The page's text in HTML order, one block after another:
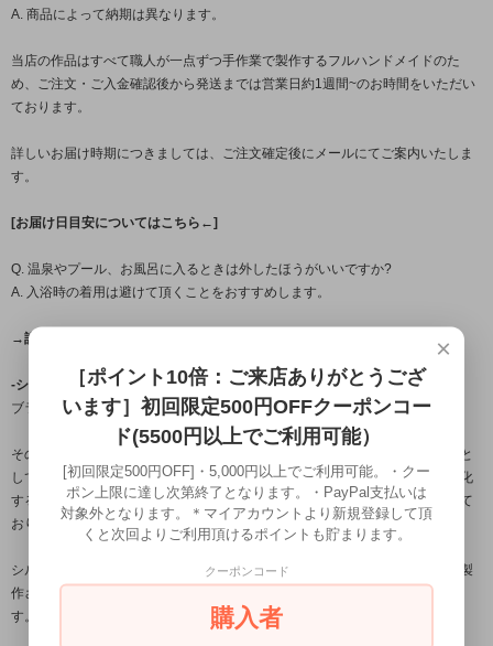
A. 商品によって納期は異なります。
当店の作品はすべて職人が一点ずつ手作業で製作するフルハンドメイドのた
め、ご注文・ご入金確認後から発送までは営業日約1週間~のお時間をいただい
ております。
詳しいお届け時期につきましては、ご注文確定後にメールにてご案内いたしま
す。
[お届け日目安についてはこちら←]
Q. 温泉やプール、お風呂に入るときは外したほうがいいですか?
A. 入浴時の着用は避けて頂くことをおすすめします。
→詳しくはこちら(FAQ)←
-シルバーアクセサリーブランド「龍頭」について-
ブランド名の「龍頭」とは梵鐘の最上部にある鐘を吊るす留め金の名。
その良し悪しで鐘の風格さえも変えてしまう必要不可欠な大事な部分を由来と
しており、日本古来から受け継がれている銀器の伝統技法を用いながら、進化
する伝統をコンセプトに身に付ける者に独特の存在感を与える作品を製作して
おります。
シルバーアクセサリー龍頭は数々の賞を受賞している「小平光嵐」によって製
作され、日本国内だけでなく海外の取引先でも販売されご愛用頂いておりま
す。
×
［ポイント10倍：ご来店ありがとうござ
います］初回限定500円OFFクーポンコー
ド(5500円以上でご利用可能）
[初回限定500円OFF]・5,000円以上でご利用可能。・クー
ポン上限に達し次第終了となります。・PayPal支払いは
対象外となります。＊マイアカウントより新規登録して頂
くと次回よりご利用頂けるポイントも貯まります。
クーポンコード
購入者